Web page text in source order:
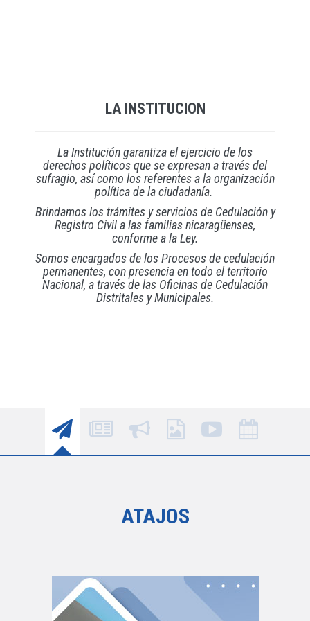
LA INSTITUCION
La Institución garantiza el ejercicio de los
derechos políticos que se expresan a través del
sufragio, así como los referentes a la organización
política de la ciudadanía.
Brindamos los trámites y servicios de Cedulación y
Registro Civil a las familias nicaragüenses,
conforme a la Ley.
Somos encargados de los Procesos de cedulación
permanentes, con presencia en todo el territorio
Nacional, a través de las Oficinas de Cedulación
Distritales y Municipales.
ATAJOS